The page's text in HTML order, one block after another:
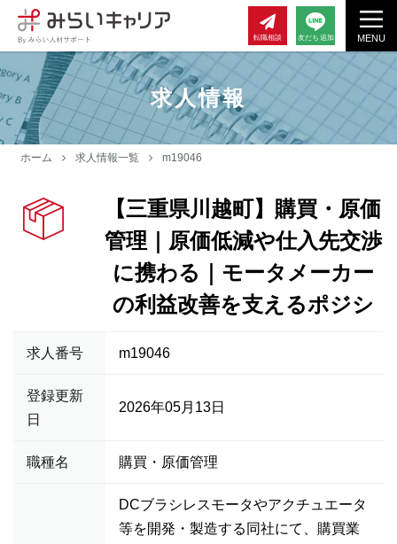
MENU
転職相談 友だち追加
求人情報
ホーム 求人情報一覧 m19046
【三重県川越町】購買・原価
管理｜原価低減や仕入先交渉
に携わる｜モータメーカー
の利益改善を支えるポジシ
求人番号 m19046
登録更新
日
2026年05月13日
職種名 購買・原価管理
DCブラシレスモータやアクチュエータ
等を開発・製造する同社にて、購買業